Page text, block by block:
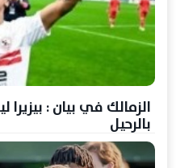
الزمالك في بيان : بيزيرا
بالرحيل